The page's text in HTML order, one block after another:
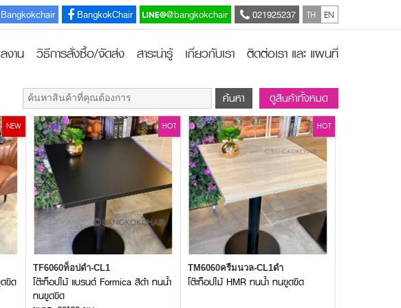
BangkokChair @bangkokchair 021925237 TH EN
งาน วิธีการสั่งซื้อ/จัดส่ง สาระน่ารู้ เกี่ยวกับเรา ติดต่อเรา และ แผนที่
ดูสินค้าทั้งหมด
NEW
ขีด
HOT
TF6060ท็อปดำ-CL1
โต๊ะท็อปไม้ แบรนด์ Formica สีดำ ทนน้ำ
ทนขูดขีด
HOT
TM6060ครีมนวล-CL1ดำ
โต๊ะท็อปไม้ HMR ทนน้ำ ทนขูดขีด